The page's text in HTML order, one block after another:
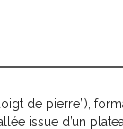
de pierre”),
issue d’un